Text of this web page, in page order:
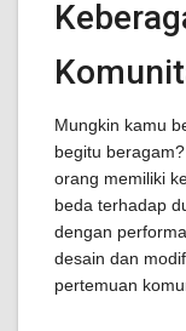
Mungkin kamu
begitu
orang memiliki
beda terhadap
dengan
desain dan
pertemuan